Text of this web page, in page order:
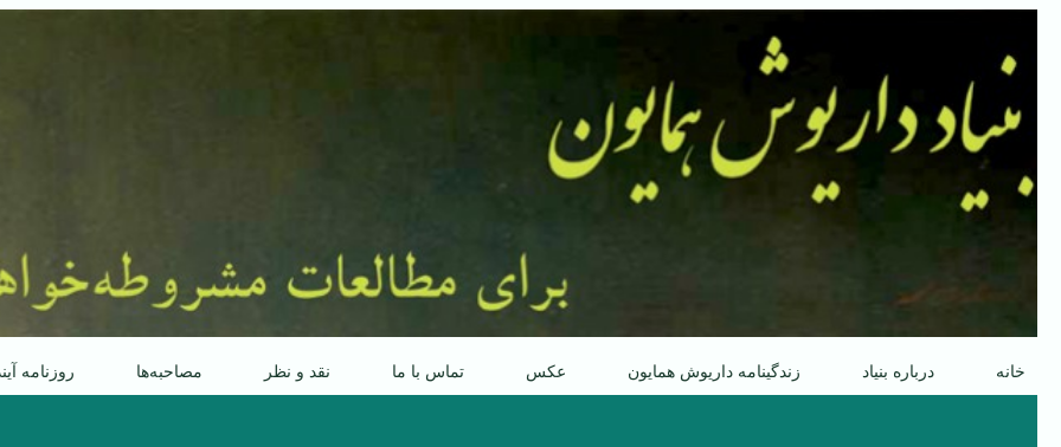
پرش
محتوا
خانه درباره بنیاد زندگینامه داریوش همایون عکس تماس با ما نقد و نظر مصاحبه‌ها روزنامه